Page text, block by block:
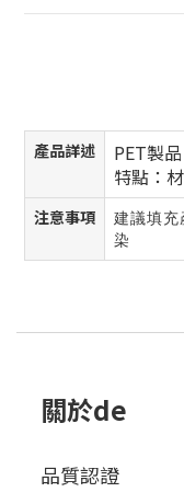
產品詳述
PET製品
特點：
注意事項
建議填充
染
關於de
品質認證